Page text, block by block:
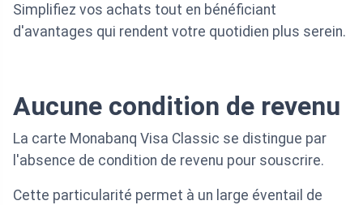
Simplifiez vos achats tout en bénéficiant
d'avantages qui rendent votre quotidien plus serein.
Aucune condition de revenu
La carte Monabanq Visa Classic se distingue par
l'absence de condition de revenu pour souscrire.
Cette particularité permet à un large éventail de